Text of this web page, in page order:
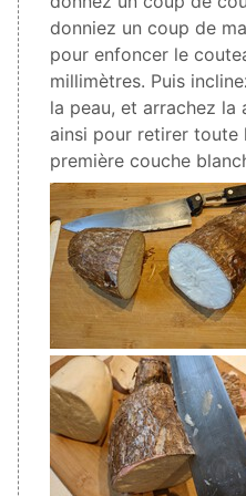
donniez un coup de
pour enfoncer le
millimètres. Puis
la peau, et arrachez la
ainsi pour retirer toute
première couche